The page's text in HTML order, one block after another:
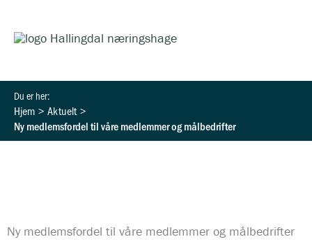
Hjem
Aktuelt
Ny medlemsfordel til våre medlemmer og målbedrifter
Ny medlemsfordel til våre medlemmer og målbedrifter